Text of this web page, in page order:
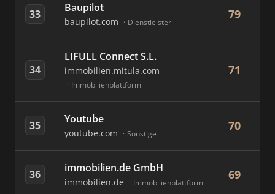
33 Baupilot
baupilot.com Dienstleister
79
34
LIFULL Connect S.L.
immobilien.mitula.com
Immobilienplattform
71
35 Youtube
youtube.com Sonstige
70
36 immobilien.de GmbH
immobilien.de Immobilienplattform
69